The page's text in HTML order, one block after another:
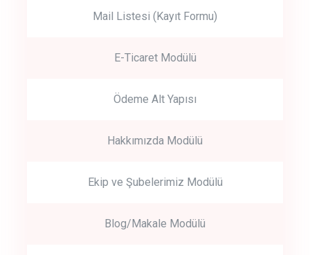
Mail Listesi (Kayıt Formu)
E-Ticaret Modülü
Ödeme Alt Yapısı
Hakkımızda Modülü
Ekip ve Şubelerimiz Modülü
Blog/Makale Modülü